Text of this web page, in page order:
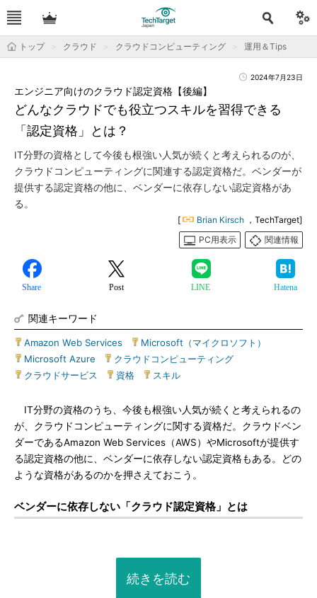
トップ クラウド クラウドコンピューティング 運用＆Tips
2024年7月23日
どんなクラウドでも役立つスキルを習得できる
「認定資格」とは？
エンジニア向けのクラウド認定資格【後編】
IT分野の資格として今後も根強い人気が続くと考えられるのが、
クラウドコンピューティングに関連する認定資格だ。ベンダーが
提供する認定資格の他に、ベンダーに依存しない認定資格があ
る。
[ Brian Kirsch ，TechTarget]
PC用表示
関連情報
Share Post LINE Hatena
関連キーワード
Amazon Web Services Microsoft（マイクロソフト）
Microsoft Azure
クラウドコンピューティング
クラウドサービス
資格 スキル
IT分野の資格のうち、今後も根強い人気が続くと考えられるの
が、クラウドコンピューティングに関する資格だ。クラウドベン
ダーであるAmazon Web Services（AWS）やMicrosoftが提供す
る認定資格の他に、ベンダーに依存しない認定資格もある。どの
ような資格があるのかを押さえておこう。
ベンダーに依存しない「クラウド認定資格」とは
続きを読む